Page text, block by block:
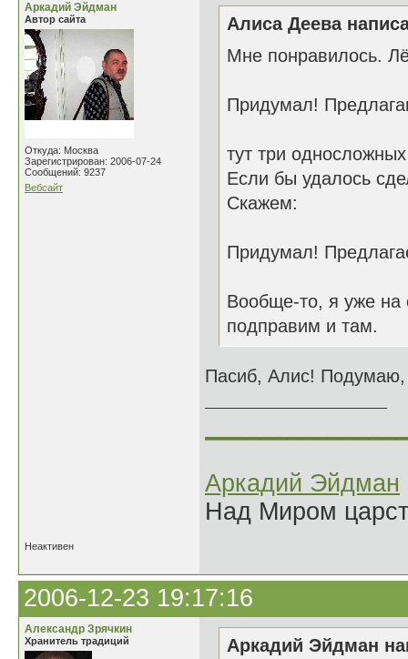
Аркадий Эйдман
Автор сайта
Откуда: Москва
Зарегистрирован: 2006-07-24
Сообщений: 9237
Вебсайт
Алиса Деева
Мне понравилось.
Придумал!
тут три
Если бы удалось
Скажем:
Придумал!
Вообще-то, я уже на
подправим и там.
Пасиб, Алис!
Аркадий Эйдман
Над Миром
Неактивен
2006-12-23 19:17:16
Александр Зрячкин
Хранитель традиций Аркадий Эйдман